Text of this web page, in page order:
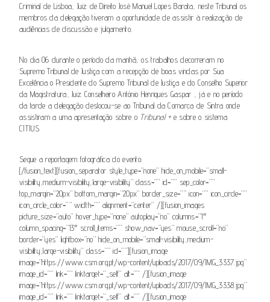
Criminal de Lisboa, Juiz de Direito José Manuel Lopes Barata, neste Tribunal os
membros da delegação tiveram a oportunidade de assistir à realização de
audiências de discussão e julgamento.
No dia 06 durante o período da manhã, os trabalhos decorreram no
Supremo Tribunal de Justiça com a recepção de boas vindas por Sua
Excelência o Presidente do Supremo Tribunal de Justiça e do Conselho Superior
da Magistratura, Juiz Conselheiro António Henriques Gaspar , já e no período
da tarde a delegação deslocou-se ao Tribunal da Comarca de Sintra onde
assistiram a uma apresentação sobre o Tribunal + e sobre o sistema
CITIUS.
Segue a reportagem fotográfica do evento:
[/fusion_text][fusion_separator style_type=”none” hide_on_mobile=”small-
visibility,medium-visibility,large-visibility” class=”” id=”” sep_color=””
top_margin=”20px” bottom_margin=”20px” border_size=”” icon=”” icon_circle=””
icon_circle_color=”” width=”” alignment=”center” /][fusion_images
picture_size=”auto” hover_type=”none” autoplay=”no” columns=”1″
column_spacing=”13″ scroll_items=”” show_nav=”yes” mouse_scroll=”no”
border=”yes” lightbox=”no” hide_on_mobile=”small-visibility,medium-
visibility,large-visibility” class=”” id=””][fusion_image
image=”https://www.csm.org.pt/wp-content/uploads/2017/09/IMG_3337.jpg”
image_id=”” link=”” linktarget=”_self” alt=”” /][fusion_image
image=”https://www.csm.org.pt/wp-content/uploads/2017/09/IMG_3338.jpg”
image_id=”” link=”” linktarget=”_self” alt=”” /][fusion_image